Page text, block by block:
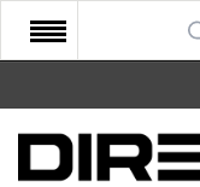
START
COMUNITATE